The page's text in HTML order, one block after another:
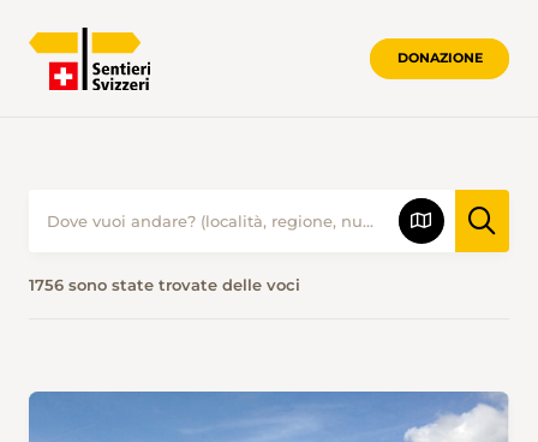
DONAZIONE
1756 sono state trovate delle voci